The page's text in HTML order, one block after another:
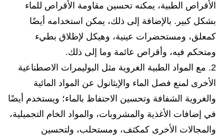
الأقراص الطبية، يمكنه تحسين مقاومة الأقراص للماء
بشكل كبير. بالإضافة إلى ذلك، يمكن استخدامه أيضًا
كمعلق، ومستحضرات عينية، وهيكل لإطلاق بطيء
ومتحكم فيه، وأقراص عائمة وما إلى ذلك.
2. مع المواد الطبية الغروية مثل البوليمرات الاصطناعية
الأخرى لمنع فصل الماء والإيثانول عن المواد المائية
والغروية الشفافة وتحسين الاحتفاظ بالماء؛ ويستخدم أيضًا
في إضافات الأغذية والمشروبات، والمواد الخام التجميلية،
والمجالات الأخرى كمكثف، ومستحلب، ولتحسين